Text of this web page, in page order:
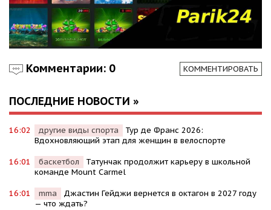
Комментарии: 0 КОММЕНТИРОВАТЬ
ПОСЛЕДНИЕ НОВОСТИ »
16:02 другие виды спорта
Тур де Франс 2026:
Вдохновляющий этап для женщин в велоспорте
16:01 баскетбол
Татунчак продолжит карьеру в школьной
команде Mount Carmel
16:01 mma
Джастин Гейджи вернется в октагон в 2027 году
— что ждать?